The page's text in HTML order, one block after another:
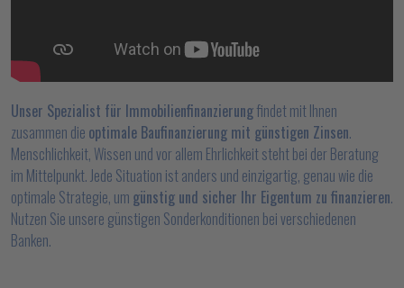
Unser Spezialist für Immobilienfinanzierungfindet mit Ihnen
zusammen die optimale Baufinanzierung mit günstigen Zinsen.
Menschlichkeit, Wissen und vor allem Ehrlichkeit steht bei der Beratung
im Mittelpunkt. Jede Situation ist anders und einzigartig, genau wie die
optimale Strategie, um günstig und sicher Ihr Eigentum zu finanzieren.
Nutzen Sie unsere günstigen Sonderkonditionen bei verschiedenen
Banken.